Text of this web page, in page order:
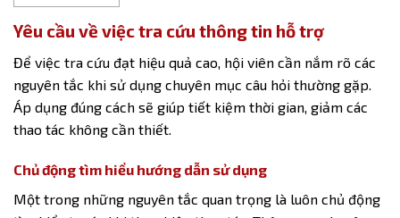
Yêu cầu về việc tra cứu thông tin hỗ trợ
Để việc tra cứu đạt hiệu quả cao, hội viên cần nắm rõ các
nguyên tắc khi sử dụng chuyên mục câu hỏi thường gặp.
Áp dụng đúng cách sẽ giúp tiết kiệm thời gian, giảm các
thao tác không cần thiết.
Chủ động tìm hiểu hướng dẫn sử dụng
Một trong những nguyên tắc quan trọng là luôn chủ động